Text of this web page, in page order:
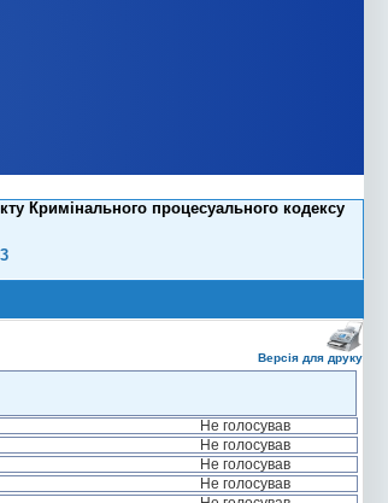
Кримінального процесуального кодексу
Версія для друку
Не голосував
Не голосував
Не голосував
Не голосував